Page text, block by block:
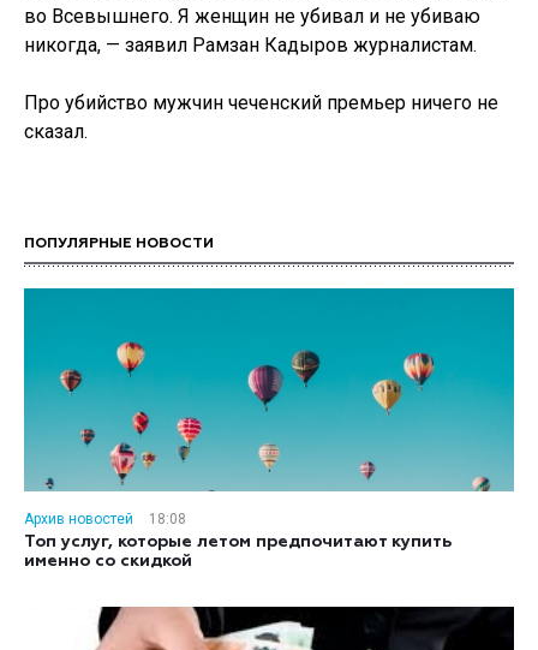
во Всевышнего. Я женщин не убивал и не убиваю
никогда, — заявил Рамзан Кадыров журналистам.
Про убийство мужчин чеченский премьер ничего не
сказал.
ПОПУЛЯРНЫЕ НОВОСТИ
Архив новостей
18:08
Топ услуг, которые летом предпочитают купить
именно со скидкой